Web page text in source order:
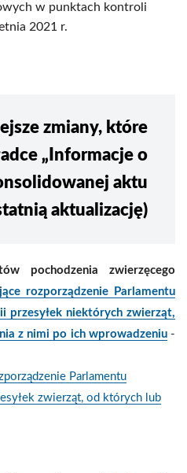
w punktach kontroli
2021 r.
zmiany, które
„Informacje o
aktu
aktualizację)
pochodzenia zwierzęcego
rozporządzenie Parlamentu
przesyłek niektórych zwierząt,
z nimi po ich wprowadzeniu-
Parlamentu
zwierząt, od których lub